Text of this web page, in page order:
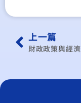
上一篇